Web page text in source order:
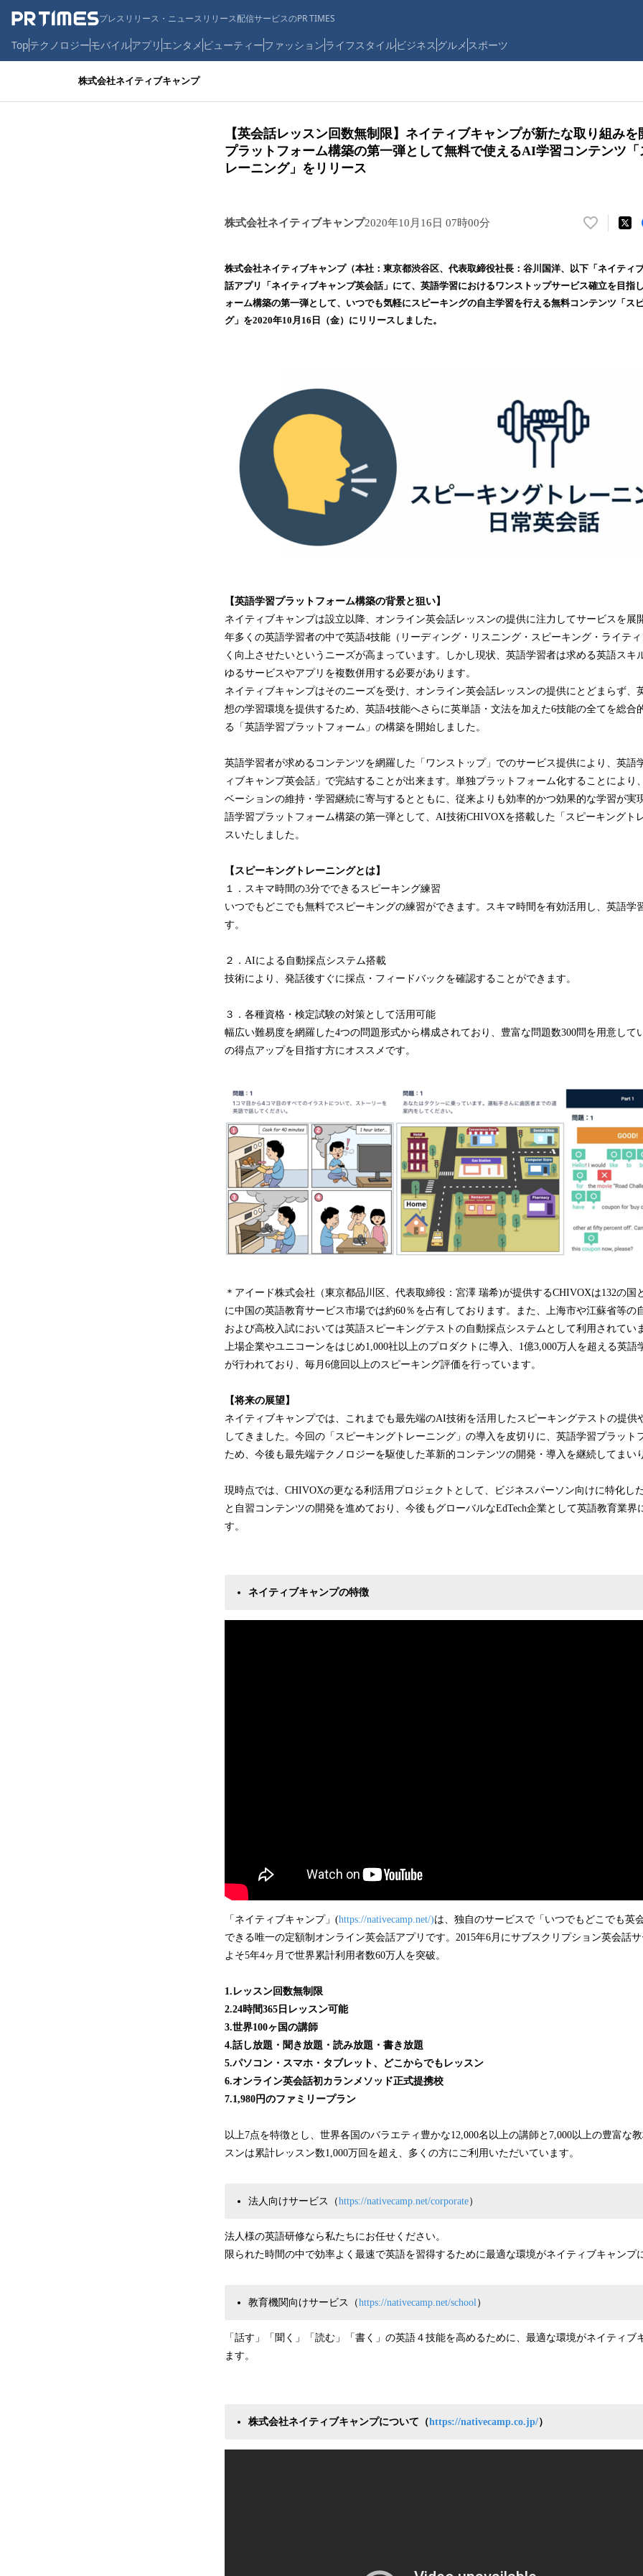
プレスリリース・ニュースリリース配信サービスのPR TIMES
Topテクノロジーモバイルアプリ エンタメ ビューティーファッションライフスタイルビジネス グルメ スポーツ
株式会社ネイティブキャンプ
【英会話レッスン回数無制限】ネイティブキャンプが新たな取り組み
プラットフォーム構築の第一弾として無料で使えるAI学習コンテンツ「
レーニング」をリリース
株式会社ネイティブキャンプ2020年10月16日 07時00分
い
！
数
を
株式会社ネイティブキャンプ（本社：東京都渋谷区、代表取締役社長：谷川国洋、以下「ネイティ
話アプリ「ネイティブキャンプ英会話」にて、英語学習におけるワンストップサービス確立を目指
ォーム構築の第一弾として、いつでも気軽にスピーキングの自主学習を行える無料コンテンツ「ス
グ」を2020年10月16日（金）にリリースしました。
【英語学習プラットフォーム構築の背景と狙い】
ネイティブキャンプは設立以降、オンライン英会話レッスンの提供に注力してサービスを展
年多くの英語学習者の中で英語4技能（リーディング・リスニング・スピーキング・ライテ
く向上させたいというニーズが高まっています。しかし現状、英語学習者は求める英語スキ
ゆるサービスやアプリを複数併用する必要があります。
ネイティブキャンプはそのニーズを受け、オンライン英会話レッスンの提供にとどまらず、
想の学習環境を提供するため、英語4技能へさらに英単語・文法を加えた6技能の全てを総合
る「英語学習プラットフォーム」の構築を開始しました。
英語学習者が求めるコンテンツを網羅した「ワンストップ」でのサービス提供により、英語
ィブキャンプ英会話」で完結することが出来ます。単独プラットフォーム化することにより
ベーションの維持・学習継続に寄与するとともに、従来よりも効率的かつ効果的な学習が実
語学習プラットフォーム構築の第一弾として、AI技術CHIVOXを搭載した「スピーキングト
スいたしました。
【スピーキングトレーニングとは】
１．スキマ時間の3分でできるスピーキング練習
いつでもどこでも無料でスピーキングの練習ができます。スキマ時間を有効活用し、英語学
す。
２．AIによる自動採点システム搭載
技術により、発話後すぐに採点・フィードバックを確認することができます。
３．各種資格・検定試験の対策として活用可能
幅広い難易度を網羅した4つの問題形式から構成されており、豊富な問題数300問を用意して
の得点アップを目指す方にオススメです。
＊アイード株式会社（東京都品川区、代表取締役：宮澤 瑞希)が提供するCHIVOXは132の国
に中国の英語教育サービス市場では約60％を占有しております。また、上海市や江蘇省等の
および高校入試においては英語スピーキングテストの自動採点システムとして利用されてい
上場企業やユニコーンをはじめ1,000社以上のプロダクトに導入、1億3,000万人を超える英語
が行われており、毎月6億回以上のスピーキング評価を行っています。
【将来の展望】
ネイティブキャンプでは、これまでも最先端のAI技術を活用したスピーキングテストの提供
してきました。今回の「スピーキングトレーニング」の導入を皮切りに、英語学習プラット
ため、今後も最先端テクノロジーを駆使した革新的コンテンツの開発・導入を継続してまい
現時点では、CHIVOXの更なる利活用プロジェクトとして、ビジネスパーソン向けに特化し
と自習コンテンツの開発を進めており、今後もグローバルなEdTech企業として英語教育業界
す。
ネイティブキャンプの特徴
「ネイティブキャンプ」(https://nativecamp.net/)は、独自のサービスで「いつでもどこでも英
できる唯一の定額制オンライン英会話アプリです。2015年6月にサブスクリプション英会話
よそ5年4ヶ月で世界累計利用者数60万人を突破。
1.レッスン回数無制限
2.24時間365日レッスン可能
3.世界100ヶ国の講師
4.話し放題・聞き放題・読み放題・書き放題
5.パソコン・スマホ・タブレット、どこからでもレッスン
6.オンライン英会話初カランメソッド正式提携校
7.1,980円のファミリープラン
以上7点を特徴とし、世界各国のバラエティ豊かな12,000名以上の講師と7,000以上の豊富な
スンは累計レッスン数1,000万回を超え、多くの方にご利用いただいています。
法人向けサービス（https://nativecamp.net/corporate）
法人様の英語研修なら私たちにお任せください。
限られた時間の中で効率よく最速で英語を習得するために最適な環境がネイティブキャンプ
教育機関向けサービス（https://nativecamp.net/school）
「話す」「聞く」「読む」「書く」の英語４技能を高めるために、最適な環境がネイティブ
ます。
株式会社ネイティブキャンプについて（https://nativecamp.co.jp/）